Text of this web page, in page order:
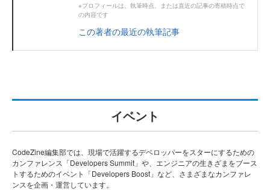
※プロフィールは、執筆時点、または直近の記事の寄稿時点で
の内容です
この著者の最近の執筆記事
イベント
CodeZine編集部では、現場で活躍するデベロッパーをスターにするための
カンファレンス「Developers Summit」や、エンジニアの生きざまをブース
トするためのイベント「Developers Boost」など、さまざまなカンファレ
ンスを企画・運営しています。